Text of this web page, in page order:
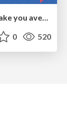
The SEO identity crisis: Don't let AI make you average
0 520